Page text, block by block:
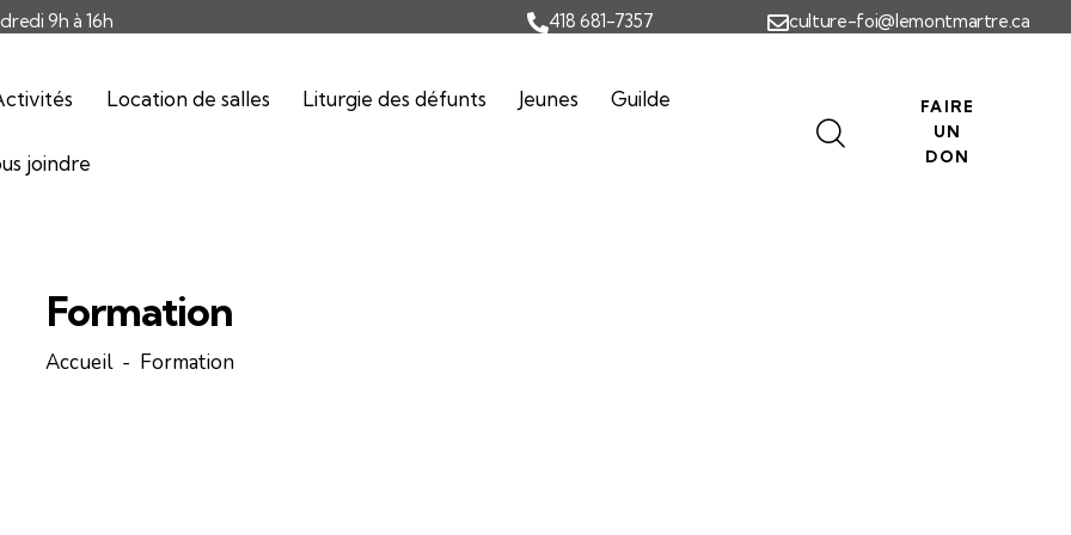
9h à 16h 418 681-7357 culture-foi@lemontmartre.ca
Location de salles Liturgie des défunts Jeunes Guilde
joindre
FAIRE
UN
DON
Formation
Accueil Formation